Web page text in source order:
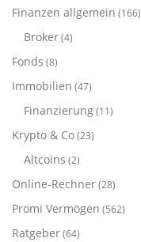
Finanzen allgemein (166)
Broker(4)
Fonds (8)
Immobilien (47)
Finanzierung(11)
Krypto & Co(23)
Altcoins (2)
Online-Rechner(28)
Promi Vermögen (562)
Ratgeber(64)